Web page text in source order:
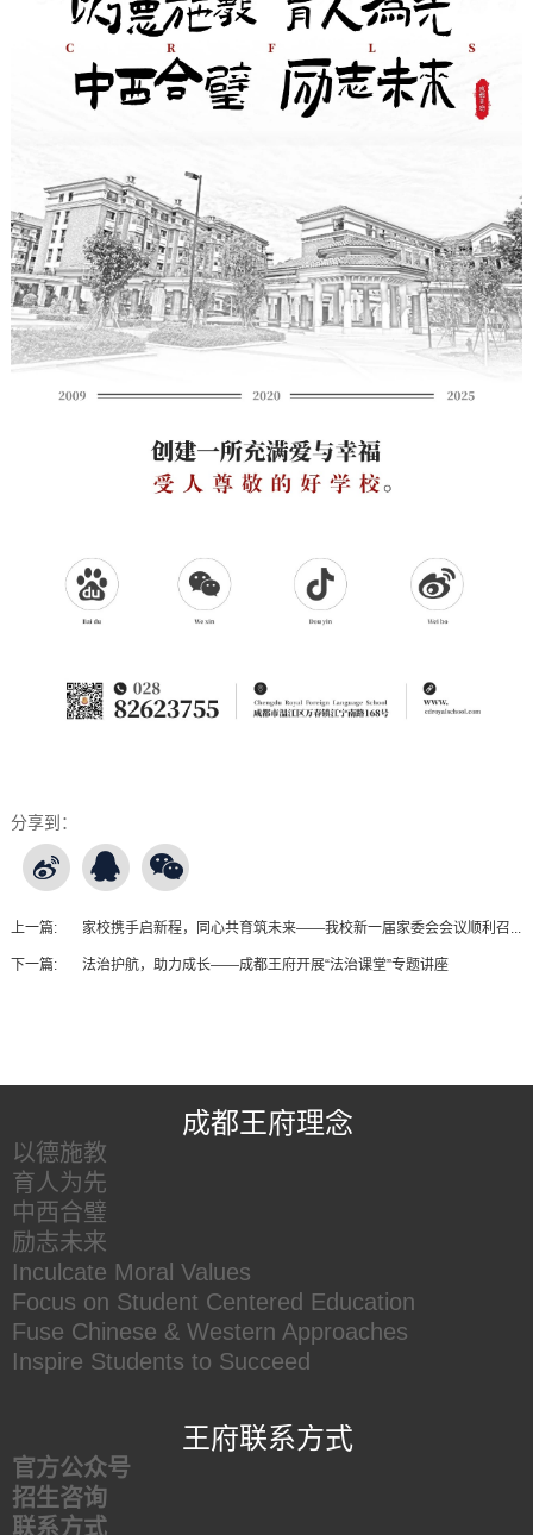
分享到：
上一篇: 家校携手启新程，同心共育筑未来——我校新一届家委会会议顺利召...
下一篇: 法治护航，助力成长——成都王府开展“法治课堂”专题讲座
成都王府理念
以德施教
育人为先
中西合璧
励志未来
Inculcate Moral Values
Focus on Student Centered Education
Fuse Chinese & Western Approaches
Inspire Students to Succeed
王府联系方式
官方公众号
招生咨询
联系方式